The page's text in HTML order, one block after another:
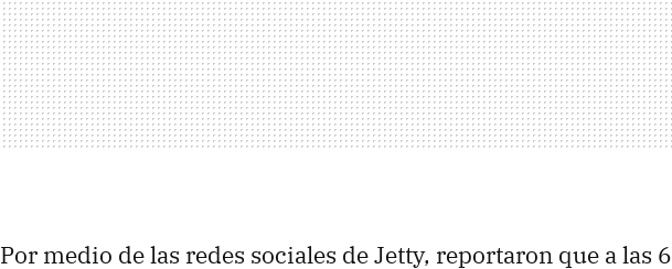
Por medio de las redes sociales de Jetty, reportaron que a las